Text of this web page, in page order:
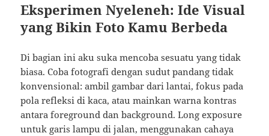
Eksperimen Nyeleneh: Ide Visual
yang Bikin Foto Kamu Berbeda
Di bagian ini aku suka mencoba sesuatu yang tidak
biasa. Coba fotografi dengan sudut pandang tidak
konvensional: ambil gambar dari lantai, fokus pada
pola refleksi di kaca, atau mainkan warna kontras
antara foreground dan background. Long exposure
untuk garis lampu di jalan, menggunakan cahaya